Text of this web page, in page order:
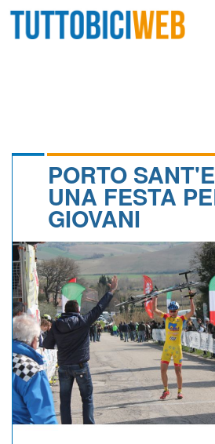
CALENDARIO
ALBI D'ORO
NEWSLETTER
PORTO
UNA FESTA
GIOVANI